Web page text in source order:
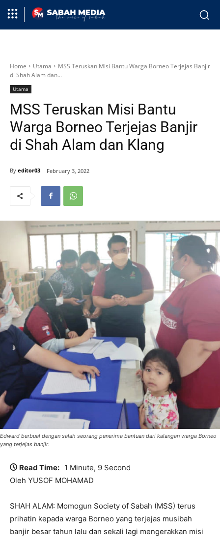
Home Utama
MSS Teruskan Misi Bantu Warga Borneo Terjejas Banjir
di Shah Alam dan...
Utama
MSS Teruskan Misi Bantu
Warga Borneo Terjejas Banjir
di Shah Alam dan Klang
By editor03 February 3, 2022
Edward berbual dengan salah seorang penerima bantuan dari kalangan warga Borneo
yang terjejas banjir.
Read Time: 1 Minute, 9 Second
Oleh YUSOF MOHAMAD
SHAH ALAM: Momogun Society of Sabah (MSS) terus
prihatin kepada warga Borneo yang terjejas musibah
banjir besar tahun lalu dan sekali lagi mengerakkan misi